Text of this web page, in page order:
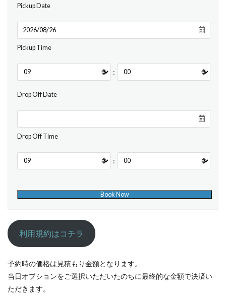
Pickup Date
Pickup Time
:
Drop Off Date
Drop Off Time
:
利用規約はコチラ
予約時の価格は見積もり金額となります。
当日オプションをご選択いただいたのちに最終的な金額で決済い
ただきます。